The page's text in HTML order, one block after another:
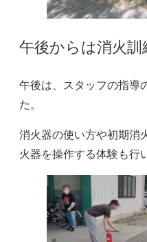
午後からは消火
午後は、スタッフの指導
た。
消火器の使い方や初期消
火器を操作する体験も行